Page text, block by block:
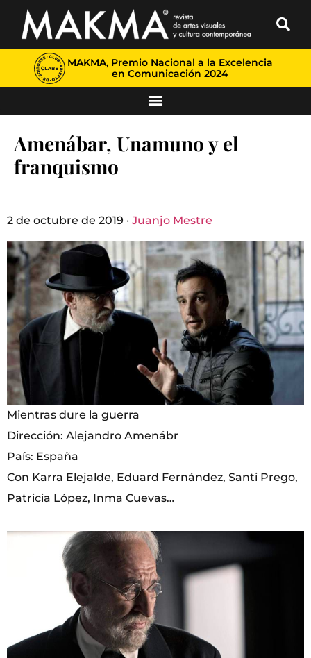
MAKMA, Premio Nacional a la Excelencia
en Comunicación 2024
Amenábar, Unamuno y el
franquismo
2 de octubre de 2019 · Juanjo Mestre
Mientras dure la guerra
Dirección: Alejandro Amenábr
País: España
Con Karra Elejalde, Eduard Fernández, Santi Prego,
Patricia López, Inma Cuevas…